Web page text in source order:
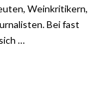
Weinkritikern,
Bei fast
…